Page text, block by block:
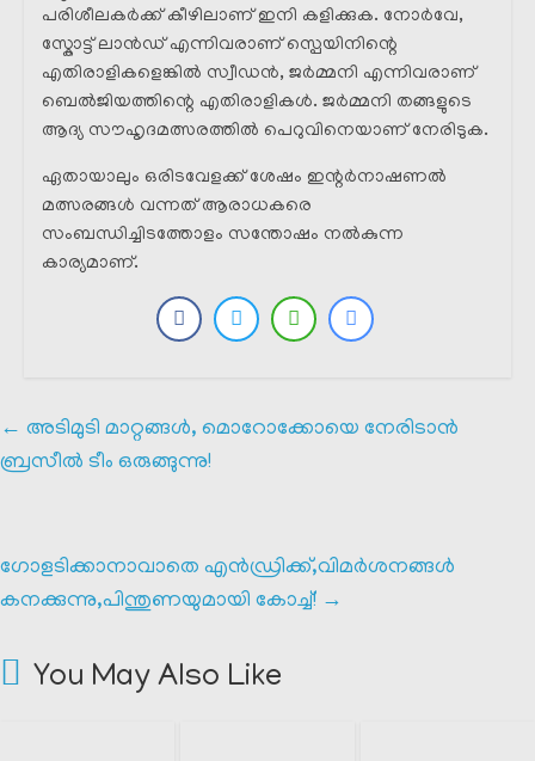
പരിശീലകർക്ക് കീഴിലാണ് ഇനി കളിക്കുക. നോർവേ,
സ്കോട്ട് ലാൻഡ് എന്നിവരാണ് സ്പെയിനിന്റെ
എതിരാളികളെങ്കിൽ സ്വീഡൻ, ജർമ്മനി എന്നിവരാണ്
ബെൽജിയത്തിന്റെ എതിരാളികൾ. ജർമ്മനി തങ്ങളുടെ
ആദ്യ സൗഹൃദമത്സരത്തിൽ പെറുവിനെയാണ് നേരിടുക.
ഏതായാലും ഒരിടവേളക്ക് ശേഷം ഇന്റർനാഷണൽ
മത്സരങ്ങൾ വന്നത് ആരാധകരെ
സംബന്ധിച്ചിടത്തോളം സന്തോഷം നൽകുന്ന
കാര്യമാണ്.
← അടിമുടി മാറ്റങ്ങൾ, മൊറോക്കോയെ നേരിടാൻ
ബ്രസീൽ ടീം ഒരുങ്ങുന്നു!
ഗോളടിക്കാനാവാതെ എൻഡ്രിക്ക്,വിമർശനങ്ങൾ
കനക്കുന്നു,പിന്തുണയുമായി കോച്ച്! →
You May Also Like